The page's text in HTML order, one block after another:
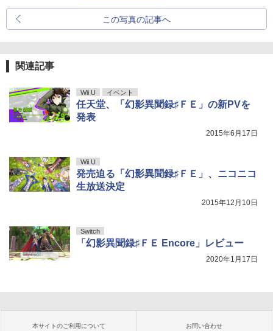
この写真の記事へ
関連記事
Wii U イベント
任天堂、「幻影異聞録♯ＦＥ」の新PVを
発表
2015年6月17日
Wii U
発売迫る「幻影異聞録♯ＦＥ」、ニコニコ
生放送決定
2015年12月10日
Switch
「幻影異聞録♯ＦＥ Encore」レビュー
2020年1月17日
本サイトのご利用について お問い合わせ